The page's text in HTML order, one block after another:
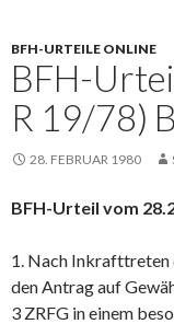
BFH-URTEILE ONLINE
BFH-
R 19/78)
28. FEBRUAR 1980
BFH-Urteil vom
1. Nach
den Antrag auf
3 ZRFG in einem